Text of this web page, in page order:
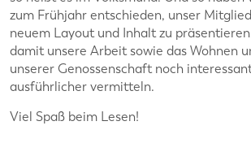
zum Frühjahr entschieden, unser
neuem Layout und Inhalt zu
damit unsere Arbeit sowie das Wohnen
unserer Genossenschaft noch
ausführlicher vermitteln.
Viel Spaß beim Lesen!